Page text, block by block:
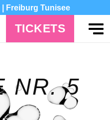
TICKETS
| Freiburg Tunisee
NR. 5